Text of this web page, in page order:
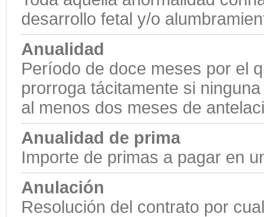
desarrollo fetal y/o
Anualidad
Período de doce meses por el
prorroga tácitamente si
al menos dos meses de
Anualidad de prima
Importe de primas a pagar en
Anulación
Resolución del contrato por